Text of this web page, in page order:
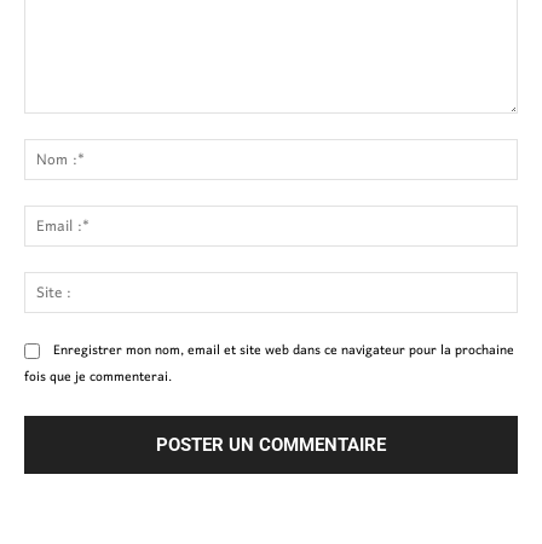
:*
:*
:
Enregistrer mon nom, email et site web dans ce navigateur pour la prochaine
fois que je commenterai.